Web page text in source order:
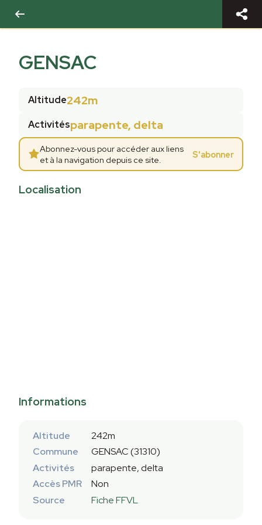
GENSAC
Altitude242m
Activitésparapente, delta
Abonnez-vous pour accéder aux liens
et à la navigation depuis ce site.
S'abonner
Localisation
Informations
Altitude
242m
Commune
GENSAC (31310)
Activités
parapente, delta
Accès PMR
Non
Source
Fiche FFVL